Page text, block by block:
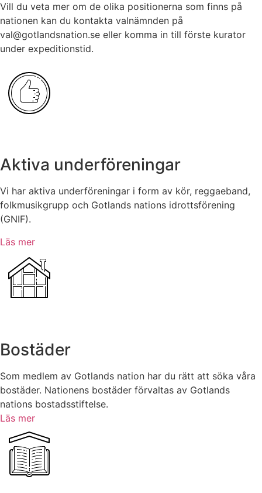
Vill du veta mer om de olika positionerna som finns på
nationen kan du kontakta valnämnden på
val@gotlandsnation.se eller komma in till förste kurator
under expeditionstid.
Aktiva underföreningar
Vi har aktiva underföreningar i form av kör, reggaeband,
folkmusikgrupp och Gotlands nations idrottsförening
(GNIF).
Läs mer
Bostäder
Som medlem av Gotlands nation har du rätt att söka våra
bostäder. Nationens bostäder förvaltas av Gotlands
nations bostadsstiftelse.
Läs mer